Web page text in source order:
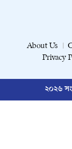
About Us
Privacy
২০২৬